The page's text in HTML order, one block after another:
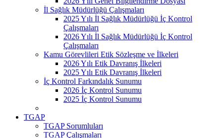
İl Sağlık Müdürlüğü Çalışmaları
2025 Yılı İl Sağlık Müdürlüğü İç Kontrol
Çalışmaları
2026 Yılı İl Sağlık Müdürlüğü İç Kontrol
Çalışmaları
Kamu Görevlileri Etik Sözleşme ve İlkeleri
2026 Yılı Etik Davranış İlkeleri
2025 Yılı Etik Davranış İlkeleri
İç Kontrol Farkındalık Sunumu
2026 İç Kontrol Sunumu
2025 İç Kontrol Sunumu
TGAP
TGAP Sorumluları
TGAP Çalışmaları